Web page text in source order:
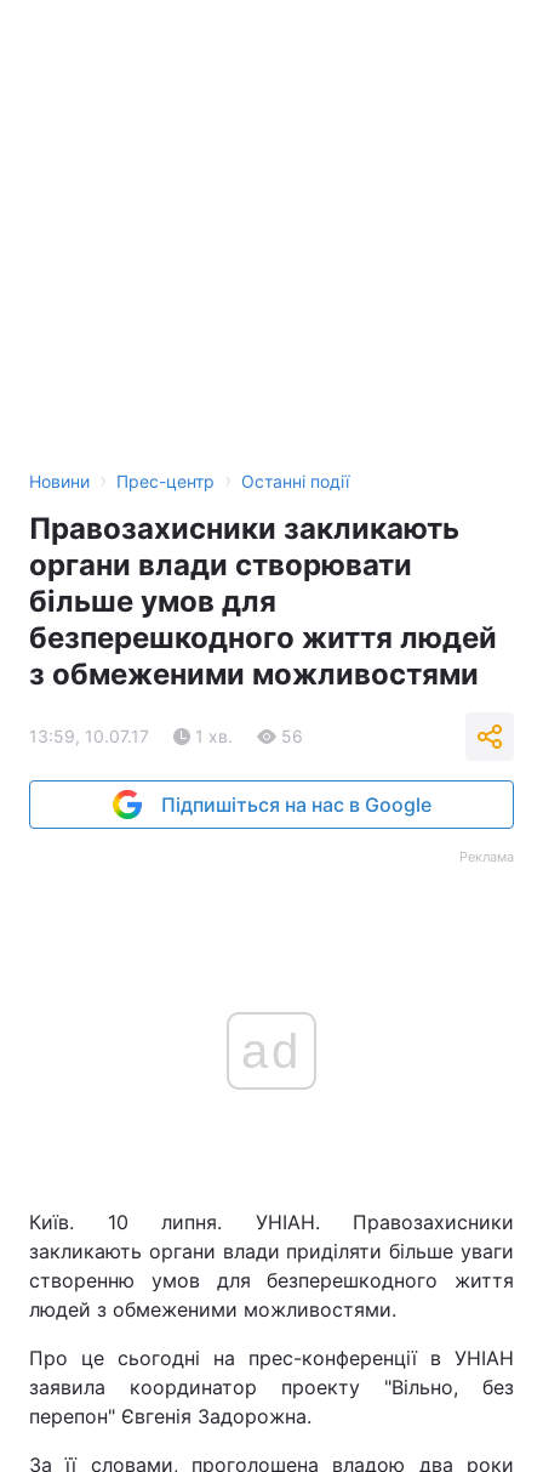
Новини › Прес-центр › Останні події
Правозахисники закликають
органи влади створювати
більше умов для
безперешкодного життя людей
з обмеженими можливостями
13:59, 10.07.17 1 хв. 56
Підпишіться на нас в Google
Реклама
ad
Київ. 10 липня. УНІАН. Правозахисники
закликають органи влади приділяти більше уваги
створенню умов для безперешкодного життя
людей з обмеженими можливостями.
Про це сьогодні на прес-конференції в УНІАН
заявила координатор проекту "Вільно, без
перепон" Євгенія Задорожна.
За її словами, проголошена владою два роки